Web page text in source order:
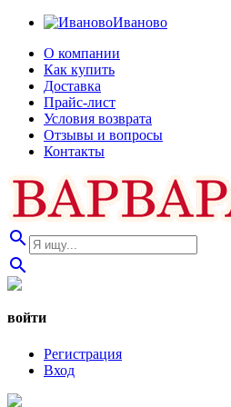
Иваново
О компании
Как купить
Доставка
Прайс-лист
Условия возврата
Отзывы и вопросы
Контакты
search
search
войти
Регистрация
Вход